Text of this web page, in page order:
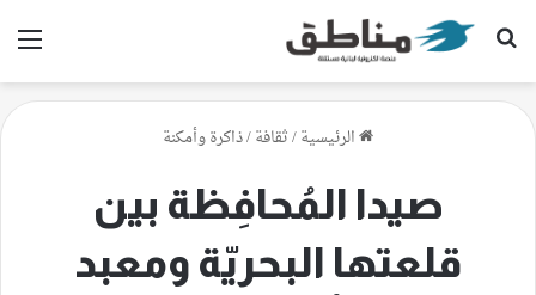
بحث عن
الرئيسية/ثقافة/ذاكرة وأمكنة
صيدا المُحافِظة بين
قلعتها البحريّة ومعبد